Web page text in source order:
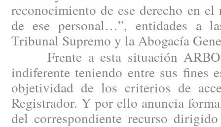
reconocimiento de ese derecho en
de ese personal…”, entidades a
Tribunal Supremo y la Abogacía
Frente a esta situación ARBO
indiferente teniendo entre sus fines
objetividad de los criterios de
Registrador. Y por ello anuncia
del correspondiente recurso